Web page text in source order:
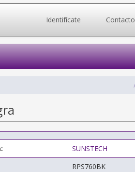
Identifícate Contacto
SUNSTECH
RPS760BK